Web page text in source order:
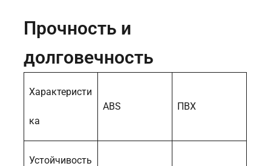
Прочность и
долговечность
Характеристи
ка
ABS ПВХ
Устойчивость